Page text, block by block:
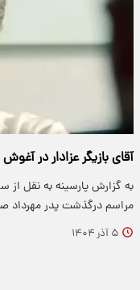
آقای بازیگر عزادار در
به گزارش پارسینه به نقل از
مراسم درگذشت پدر مهرداد
۵ آذر ۱۴۰۴